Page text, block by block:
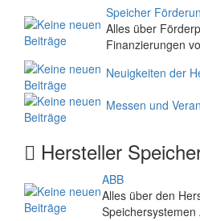
Speicher
Alles über
Finanzierungen
Neuigkeiten der
Messen und
Hersteller
ABB
Alles über den
Speichersystemen